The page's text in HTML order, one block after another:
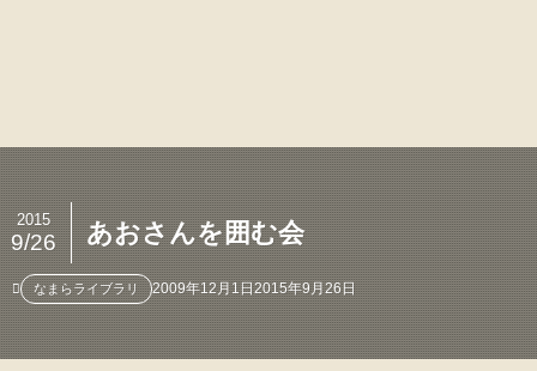
あおさんを囲む会
2015
9/26
なまらライブラリ 2009年12月1日2015年9月26日